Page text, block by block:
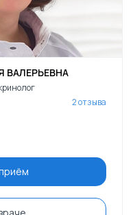
ВАЛЕРЬЕВНА
2 отзыва